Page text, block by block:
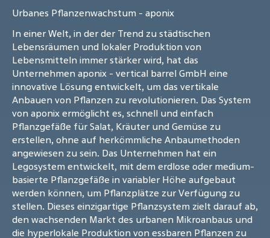
Urbanes Pflanzenwachstum - aponix
In einer Welt, in der der Trend zu städtischen
Lebensräumen und lokaler Produktion von
Lebensmitteln immer stärker wird, hat das
Unternehmen aponix - vertical barrel GmbH eine
innovative Lösung entwickelt, um das vertikale
Anbauen von Pflanzen zu revolutionieren. Das System
von aponix ermöglicht es, schnell und einfach
Pflanzgefäße für Salat, Kräuter und Gemüse zu
erstellen, ohne auf herkömmliche Anbaumethoden
angewiesen zu sein. Das Unternehmen hat ein
Legosystem entwickelt, mit dem erdlose oder medium-
basierte Pflanzgefäße in variabler Höhe aufgebaut
werden können, um Pflanzplätze zur Verfügung zu
stellen. Dieses einzigartige Pflanzsystem zielt darauf ab,
den wachsenden Markt des urbanen Mikroanbaus und
die hyperlokale Produktion von essbaren Pflanzen zu